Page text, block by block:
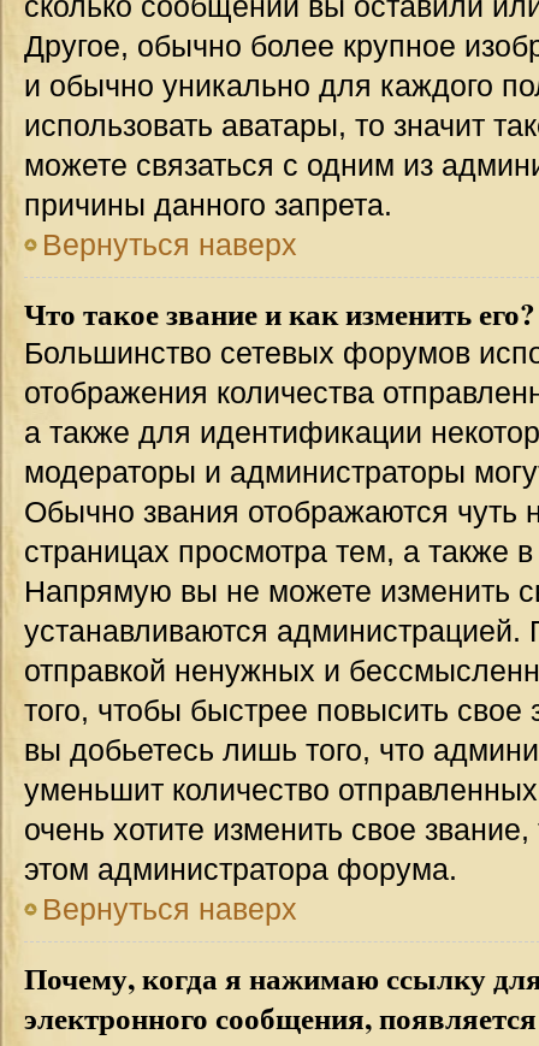
Другое, обычно более крупное
и обычно уникально для каждого
использовать аватары, то значит
можете связаться с одним из
причины данного запрета.
Вернуться наверх
Что такое звание и как изменить его?
Большинство сетевых форумов
отображения количества
а также для идентификации
модераторы и администраторы
Обычно звания отображаются чуть
страницах просмотра тем, а также
Напрямую вы не можете изменить
устанавливаются администрацией.
отправкой ненужных и
того, чтобы быстрее повысить
вы добьетесь лишь того, что
уменьшит количество
очень хотите изменить свое
этом администратора форума.
Вернуться наверх
Почему, когда я нажимаю ссылку
электронного сообщения,